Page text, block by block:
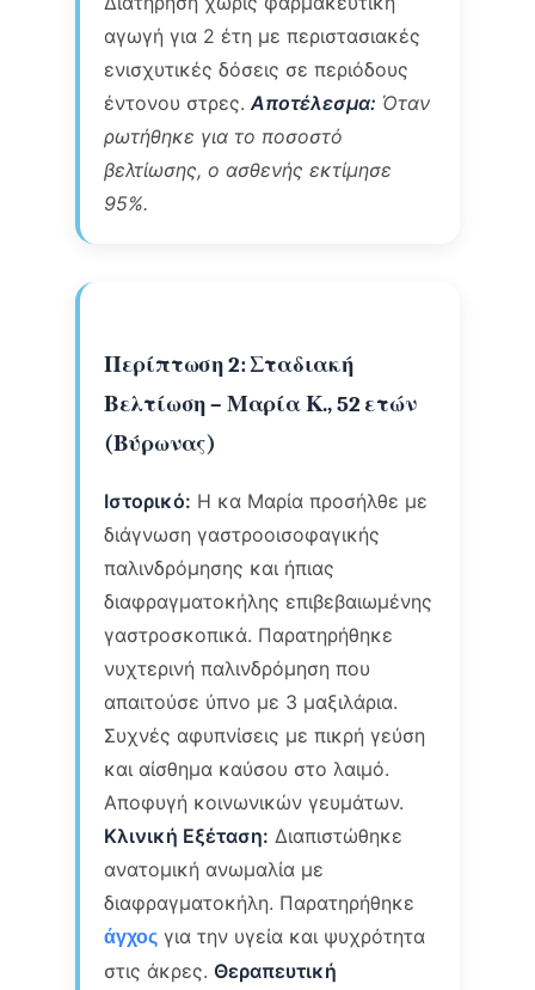
αγωγή για 2 έτη με περιστασιακές
ενισχυτικές δόσεις σε περιόδους
έντονου στρες. Αποτέλεσμα: Όταν
ρωτήθηκε για το ποσοστό
βελτίωσης, ο ασθενής εκτίμησε
95%.
Περίπτωση 2: Σταδιακή
Βελτίωση – Μαρία Κ., 52 ετών
(Βύρωνας)
Ιστορικό: Η κα Μαρία προσήλθε με
διάγνωση γαστροοισοφαγικής
παλινδρόμησης και ήπιας
διαφραγματοκήλης επιβεβαιωμένης
γαστροσκοπικά. Παρατηρήθηκε
νυχτερινή παλινδρόμηση που
απαιτούσε ύπνο με 3 μαξιλάρια.
Συχνές αφυπνίσεις με πικρή γεύση
και αίσθημα καύσου στο λαιμό.
Αποφυγή κοινωνικών γευμάτων.
Κλινική Εξέταση: Διαπιστώθηκε
ανατομική ανωμαλία με
διαφραγματοκήλη. Παρατηρήθηκε
άγχοςγια την υγεία και ψυχρότητα
στις άκρες. Θεραπευτική